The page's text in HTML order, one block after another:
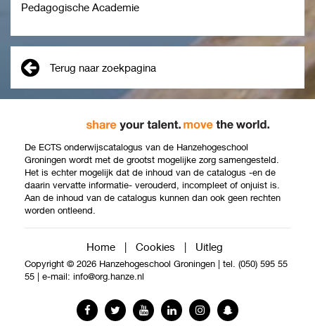
Pedagogische Academie
Terug naar zoekpagina
De ECTS onderwijscatalogus van de Hanzehogeschool
Groningen wordt met de grootst mogelijke zorg samengesteld.
Het is echter mogelijk dat de inhoud van de catalogus -en de
daarin vervatte informatie- verouderd, incompleet of onjuist is.
Aan de inhoud van de catalogus kunnen dan ook geen rechten
worden ontleend.
Home Cookies Uitleg
Copyright © 2026 Hanzehogeschool Groningen
tel. (050) 595 55
55
e-mail: info@org.hanze.nl
FacebookTwitterYouTubeLinkedInInstagramSnapchat